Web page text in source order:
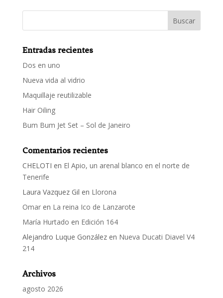
Entradas recientes
Dos en uno
Nueva vida al vidrio
Maquillaje reutilizable
Hair Oiling
Bum Bum Jet Set – Sol de Janeiro
Comentarios recientes
CHELOTI en El Apio, un arenal blanco en el norte de
Tenerife
Laura Vazquez Gil en Llorona
Omaren La reina Ico de Lanzarote
María Hurtado en Edición 164
Alejandro Luque Gonzálezen Nueva Ducati Diavel V4
214
Archivos
agosto 2026